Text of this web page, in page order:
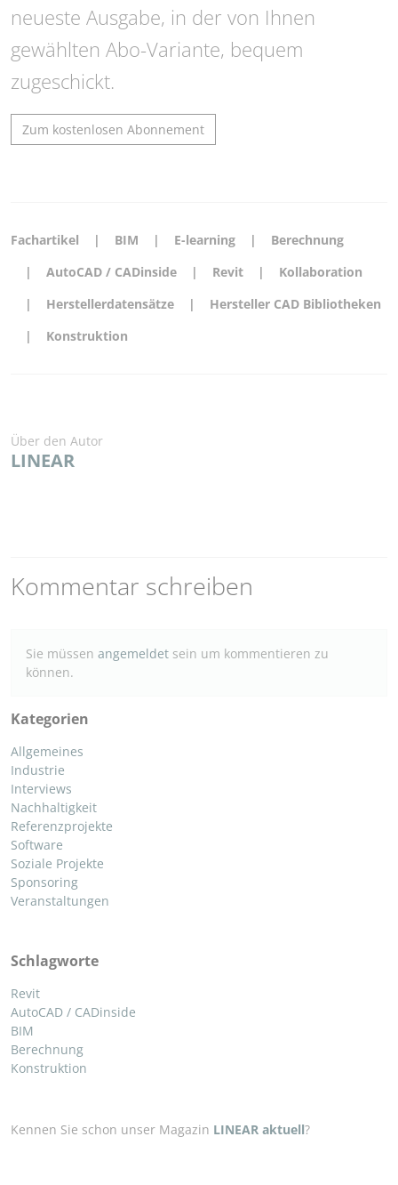
neueste Ausgabe, in der von Ihnen
gewählten Abo-Variante, bequem
zugeschickt.
Zum kostenlosen Abonnement
Fachartikel BIM E-learning
Berechnung
AutoCAD / CADinside
Revit
Kollaboration
Herstellerdatensätze
Hersteller CAD Bibliotheken
Konstruktion
Über den Autor
LINEAR
Kommentar schreiben
Sie müssen angemeldet sein um kommentieren zu
können.
Kategorien
Allgemeines
Industrie
Interviews
Nachhaltigkeit
Referenzprojekte
Software
Soziale Projekte
Sponsoring
Veranstaltungen
Schlagworte
Revit
AutoCAD / CADinside
BIM
Berechnung
Konstruktion
Kennen Sie schon unser Magazin LINEAR aktuell?